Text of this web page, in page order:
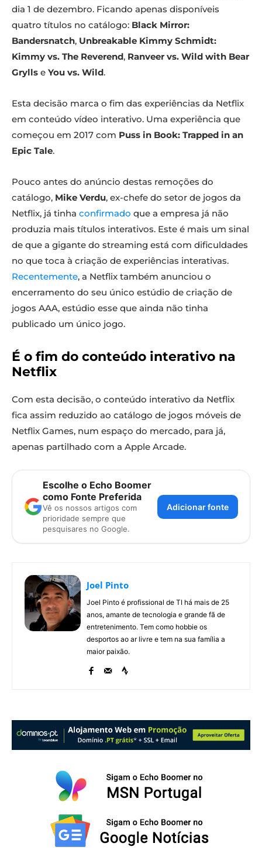
dia 1 de dezembro. Ficando apenas disponíveis
quatro títulos no catálogo: Black Mirror:
Bandersnatch, Unbreakable Kimmy Schmidt:
Kimmy vs. The Reverend, Ranveer vs. Wild with Bear
Grylls e You vs. Wild.
Esta decisão marca o fim das experiências da Netflix
em conteúdo vídeo interativo. Uma experiência que
começou em 2017 com Puss in Book: Trapped in an
Epic Tale.
Pouco antes do anúncio destas remoções do
catálogo, Mike Verdu, ex-chefe do setor de jogos da
Netflix, já tinha confirmado que a empresa já não
produzia mais títulos interativos. Este é mais um sinal
de que a gigante do streaming está com dificuldades
no que toca à criação de experiências interativas.
Recentemente, a Netflix também anunciou o
encerramento do seu único estúdio de criação de
jogos AAA, estúdio esse que ainda não tinha
publicado um único jogo.
É o fim do conteúdo interativo na
Netflix
Com esta decisão, o conteúdo interativo da Netflix
fica assim reduzido ao catálogo de jogos móveis de
Netflix Games, num espaço do mercado, para já,
apenas partilhado com a Apple Arcade.
Escolhe o Echo Boomer
como Fonte Preferida
Vê os nossos artigos com
prioridade sempre que
pesquisares no Google.
Adicionar fonte
Joel Pinto
Joel Pinto é profissional de TI há mais de 25
anos, amante de tecnologia e grande fã de
entretenimento. Tem como hobbie os
desportos ao ar livre e tem na sua família a
maior paixão.